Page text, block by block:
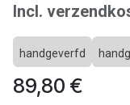
Incl.
handgeverfd
89,80 €